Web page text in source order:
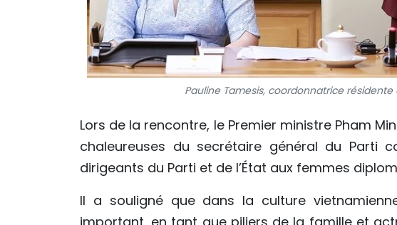
Pauline Tamesis, coordonnatrice résidente
Lors de la rencontre, le Premier ministre Pham
chaleureuses du secrétaire général du Parti
dirigeants du Parti et de l’État aux femmes
Il a souligné que dans la culture